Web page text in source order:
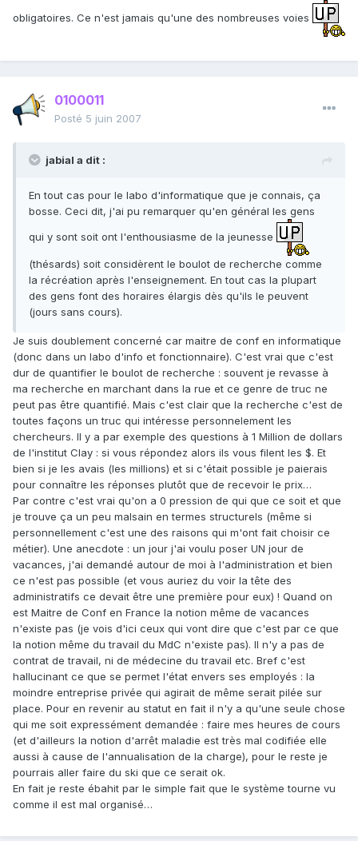
obligatoires. Ce n'est jamais qu'une des nombreuses voies
0100011
Posté 5 juin 2007
jabial a dit :
En tout cas pour le labo d'informatique que je connais, ça
bosse. Ceci dit, j'ai pu remarquer qu'en général les gens
qui y sont soit ont l'enthousiasme de la jeunesse
(thésards) soit considèrent le boulot de recherche comme
la récréation après l'enseignement. En tout cas la plupart
des gens font des horaires élargis dès qu'ils le peuvent
(jours sans cours).
Je suis doublement concerné car maitre de conf en informatique
(donc dans un labo d'info et fonctionnaire). C'est vrai que c'est
dur de quantifier le boulot de recherche : souvent je revasse à
ma recherche en marchant dans la rue et ce genre de truc ne
peut pas être quantifié. Mais c'est clair que la recherche c'est de
toutes façons un truc qui intéresse personnelement les
chercheurs. Il y a par exemple des questions à 1 Million de dollars
de l'institut Clay : si vous répondez alors ils vous filent les $. Et
bien si je les avais (les millions) et si c'était possible je paierais
pour connaître les réponses plutôt que de recevoir le prix…
Par contre c'est vrai qu'on a 0 pression de qui que ce soit et que
je trouve ça un peu malsain en termes structurels (même si
personnellement c'est une des raisons qui m'ont fait choisir ce
métier). Une anecdote : un jour j'ai voulu poser UN jour de
vacances, j'ai demandé autour de moi à l'administration et bien
ce n'est pas possible (et vous auriez du voir la tête des
administratifs ce devait être une première pour eux) ! Quand on
est Maitre de Conf en France la notion même de vacances
n'existe pas (je vois d'ici ceux qui vont dire que c'est par ce que
la notion même du travail du MdC n'existe pas). Il n'y a pas de
contrat de travail, ni de médecine du travail etc. Bref c'est
hallucinant ce que se permet l'état envers ses employés : la
moindre entreprise privée qui agirait de même serait pilée sur
place. Pour en revenir au statut en fait il n'y a qu'une seule chose
qui me soit expressément demandée : faire mes heures de cours
(et d'ailleurs la notion d'arrêt maladie est très mal codifiée elle
aussi à cause de l'annualisation de la charge), pour le reste je
pourrais aller faire du ski que ce serait ok.
En fait je reste ébahit par le simple fait que le système tourne vu
comme il est mal organisé…